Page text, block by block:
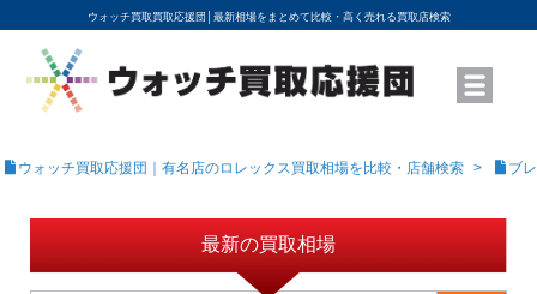
ウォッチ買取買取応援団│ 最新相場をまとめて比較・高く売れる買取店検索
YouTubeで動画を公開中
ROLEXモデル名から買取相場を調べる
高級時計ブランド名から買取相場を調べる
地域から買取店を探す
店舗名から買取店を探す
ブランド時計を高く売る方法
買取査定を依頼する
ウォッチ買取応援団｜有名店のロレックス買取相場を比較・店舗検索 ブ
最新の買取相場